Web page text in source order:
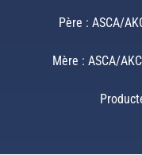
Père : ASCA/
Mère : ASCA/